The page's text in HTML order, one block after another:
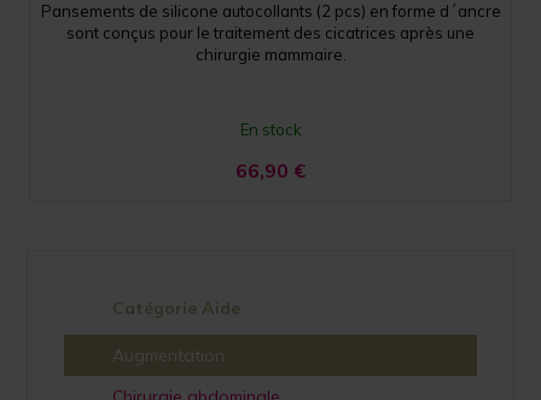
Pansements de silicone autocollants (2 pcs) en forme d´ancre
sont conçus pour le traitement des cicatrices après une
chirurgie mammaire.
En stock
66,90 €
Catégorie Aide
Augmentation